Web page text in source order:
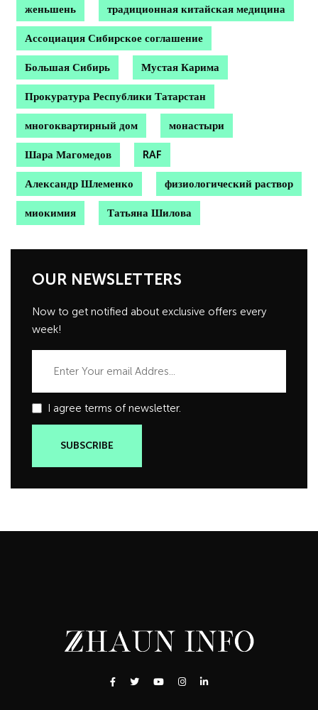
женьшень традиционная китайская медицина
Ассоциация Сибирское соглашение
Большая Сибирь Мустая Карима
Прокуратура Республики Татарстан
многоквартирный дом монастыри
Шара Магомедов RAF
Александр Шлеменко физиологический раствор
миокимия Татьяна Шилова
OUR NEWSLETTERS
Now to get notified about exclusive offers every
week!
I agree terms of newsletter.